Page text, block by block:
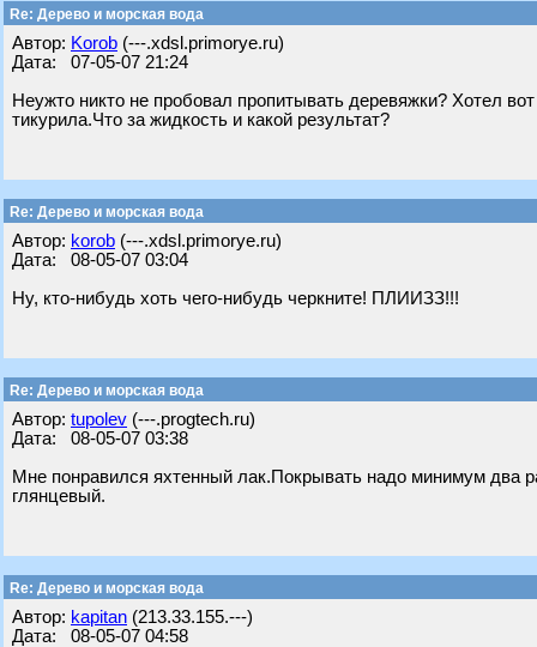
Re: Дерево и морская вода
Автор: Korob (---.xdsl.primorye.ru)
Дата: 07-05-07 21:24
Неужто никто не пробовал пропитывать деревяжки? Хотел
тикурила.Что за жидкость и какой результат?
Re: Дерево и морская вода
Автор: korob (---.xdsl.primorye.ru)
Дата: 08-05-07 03:04
Ну, кто-нибудь хоть чего-нибудь черкните! ПЛИИЗЗ!!!
Re: Дерево и морская вода
Автор: tupolev (---.progtech.ru)
Дата: 08-05-07 03:38
Мне понравился яхтенный лак.Покрывать надо минимум два
глянцевый.
Re: Дерево и морская вода
Автор: kapitan (213.33.155.---)
Дата: 08-05-07 04:58